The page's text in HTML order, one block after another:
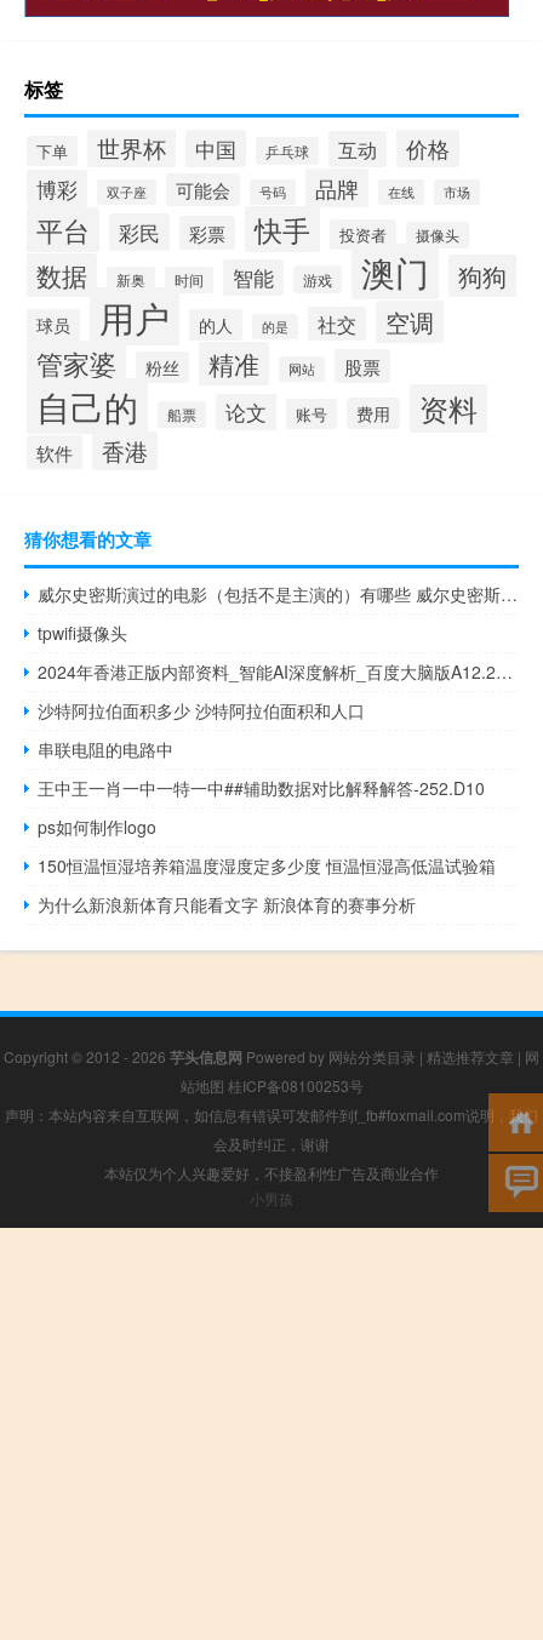
标签
下单 世界杯 中国 乒乓球 互动 价格
博彩 双子座 可能会 号码 品牌 在线 市场
平台 彩民 彩票 快手 投资者 摄像头
数据 新奥 时间 智能 游戏 澳门 狗狗
球员 用户 的人 的是 社交 空调
管家婆 粉丝 精准 网站 股票
自己的 船票 论文 账号 费用 资料
软件 香港
猜你想看的文章
威尔史密斯演过的电影（包括不是主演的）有哪些 威尔史密斯主演的电影
tpwifi摄像头
2024年香港正版内部资料_智能AI深度解析_百度大脑版A12.26.72
沙特阿拉伯面积多少 沙特阿拉伯面积和人口
串联电阻的电路中
王中王一肖一中一特一中##辅助数据对比解释解答-252.D10
ps如何制作logo
150恒温恒湿培养箱温度湿度定多少度 恒温恒湿高低温试验箱
为什么新浪新体育只能看文字 新浪体育的赛事分析
Copyright © 2012 - 2026 芋头信息网 Powered by 网站分类目录 | 精选推荐文章 | 网
站地图 桂ICP备08100253号
声明：本站内容来自互联网，如信息有错误可发邮件到f_fb#foxmail.com说明，我们
会及时纠正，谢谢
本站仅为个人兴趣爱好，不接盈利性广告及商业合作
小男孩